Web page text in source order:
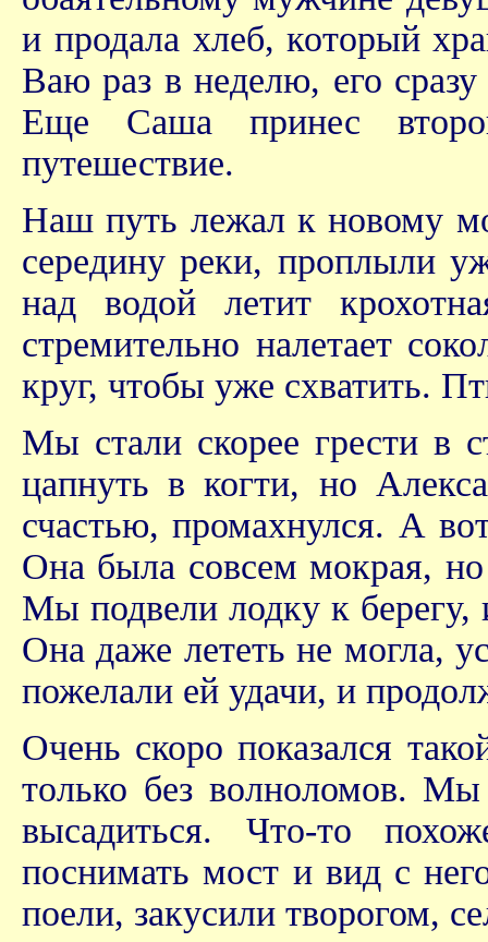
и продала хлеб, который
Ваю раз в неделю, его
Еще Саша принес
путешествие.
Наш путь лежал к новому
середину реки, проплыли
над водой летит
стремительно налетает
круг, чтобы уже схватить.
Мы стали скорее грести в
цапнуть в когти, но
счастью, промахнулся. А
Она была совсем мокрая,
Мы подвели лодку к берегу,
Она даже лететь не могла,
пожелали ей удачи, и
Очень скоро показался
только без волноломов.
высадиться. Что-то
поснимать мост и вид с
поели, закусили творогом,